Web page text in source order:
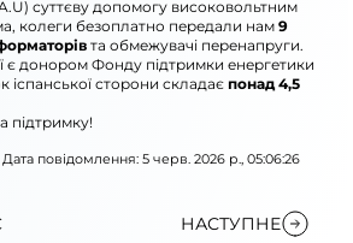
суттєву допомогу високовольтним
колеги безоплатно передали нам 9
та обмежувачі перенапруги.
є донором Фонду підтримки енергетики
іспанської сторони складає понад 4,5
підтримку!
Дата повідомлення: 5 черв. 2026 р., 05:06:26
НАСТУПНЕ